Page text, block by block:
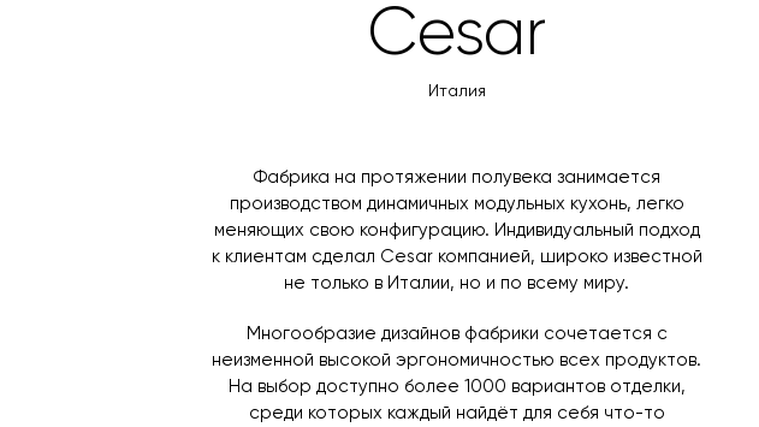
камень, стекло, металл и инновационные
повреждениям и очень просты в уходе. Благодаря
сохраняя свою первоначальную эстетику и внешний
Cesar
Италия
Фабрика на протяжении полувека занимается
производством динамичных модульных кухонь, легко
меняющих свою конфигурацию. Индивидуальный подход
к клиентам сделал Cesar компанией, широко известной
не только в Италии, но и по всему миру.
Многообразие дизайнов фабрики сочетается с
неизменной высокой эргономичностью всех продуктов.
На выбор доступно более 1000 вариантов отделки,
среди которых каждый найдёт для себя что-то